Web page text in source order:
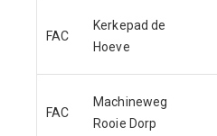
FAC
Kerkepad de
Hoeve
FAC
Machineweg
Rooie Dorp